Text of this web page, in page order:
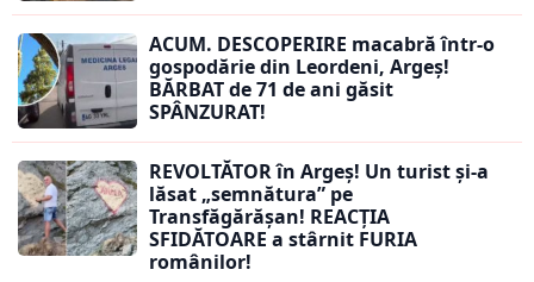
ACUM. DESCOPERIRE macabră într-o
gospodărie din Leordeni, Argeș!
BĂRBAT de 71 de ani găsit
SPÂNZURAT!
REVOLTĂTOR în Argeș! Un turist și-a
lăsat „semnătura” pe
Transfăgărășan! REACȚIA
SFIDĂTOARE a stârnit FURIA
românilor!